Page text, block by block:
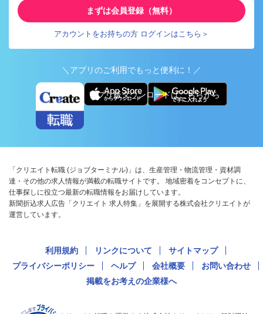
まずは会員登録（無料）
アカウントをお持ちの方 ログインはこちら＞
＼アプリのご利用でもっと便利に！／
アプリ版ダウンロードはこちらから
「クリエイト転職 (ジョブターミナル)」は、生産管理・物流管理・資材調
達・その他の求人情報が満載の転職サイトです。 地域密着をコンセプトに、
仕事探しに役立つ最新の転職情報をお届けしています。
新聞折込求人広告「クリエイト 求人特集」を展開する株式会社クリエイトが
運営しています。
利用規約 リンクについて
サイトマップ
プライバシーポリシー
ヘルプ 会社概要
お問い合わせ
掲載をお考えの企業様へ